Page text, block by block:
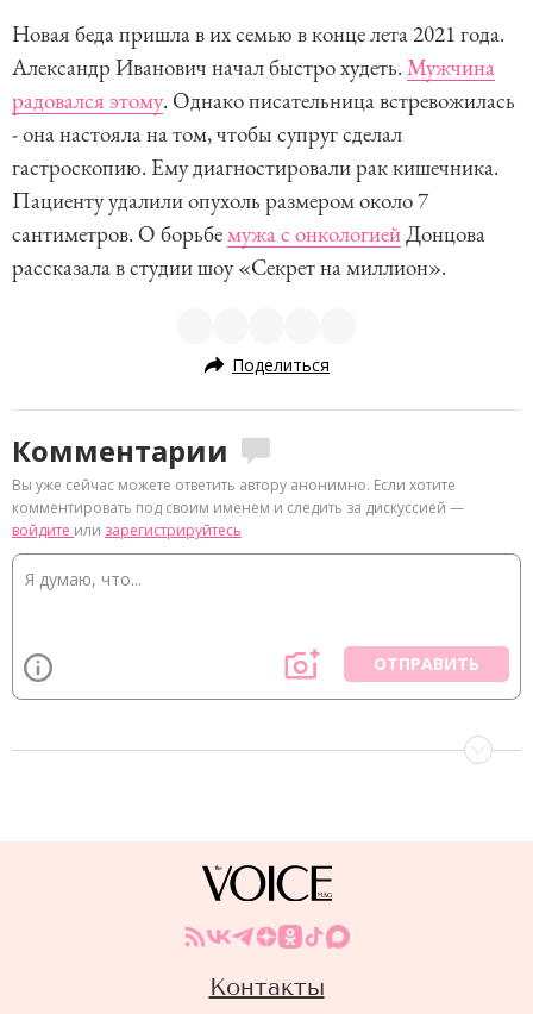
Новая беда пришла в их семью в конце лета 2021 года.
Александр Иванович начал быстро худеть. Мужчина
радовался этому. Однако писательница встревожилась
- она настояла на том, чтобы супруг сделал
гастроскопию. Ему диагностировали рак кишечника.
Пациенту удалили опухоль размером около 7
сантиметров. О борьбемужа с онкологиейДонцова
рассказала в студии шоу «Секрет на миллион».
Поделиться
Комментарии
Вы уже сейчас можете ответить автору анонимно. Если хотите
комментировать под своим именем и следить за дискуссией —
войдите или зарегистрируйтесь
ОТПРАВИТЬ
Контакты